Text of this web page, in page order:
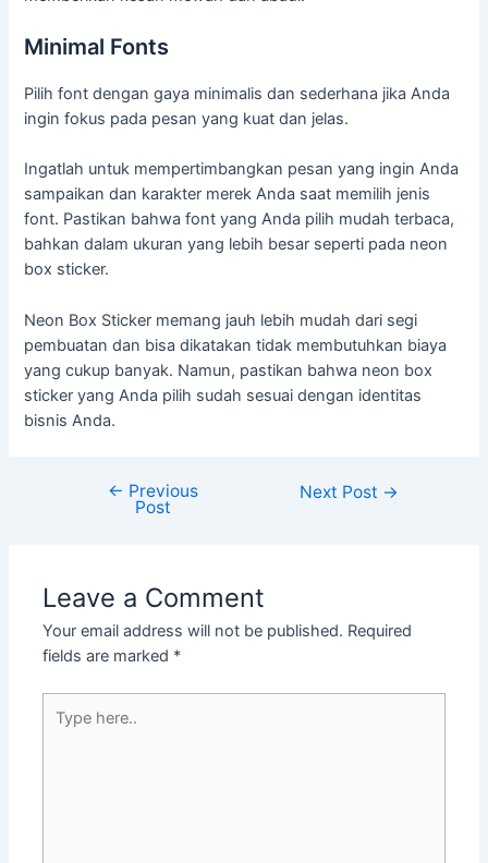
Minimal Fonts
Pilih font dengan gaya minimalis dan sederhana jika Anda
ingin fokus pada pesan yang kuat dan jelas.
Ingatlah untuk mempertimbangkan pesan yang ingin Anda
sampaikan dan karakter merek Anda saat memilih jenis
font. Pastikan bahwa font yang Anda pilih mudah terbaca,
bahkan dalam ukuran yang lebih besar seperti pada neon
box sticker.
Neon Box Sticker memang jauh lebih mudah dari segi
pembuatan dan bisa dikatakan tidak membutuhkan biaya
yang cukup banyak. Namun, pastikan bahwa neon box
sticker yang Anda pilih sudah sesuai dengan identitas
bisnis Anda.
← Previous
Post
Next Post →
Leave a Comment
Your email address will not be published. Required
fields are marked *
here..